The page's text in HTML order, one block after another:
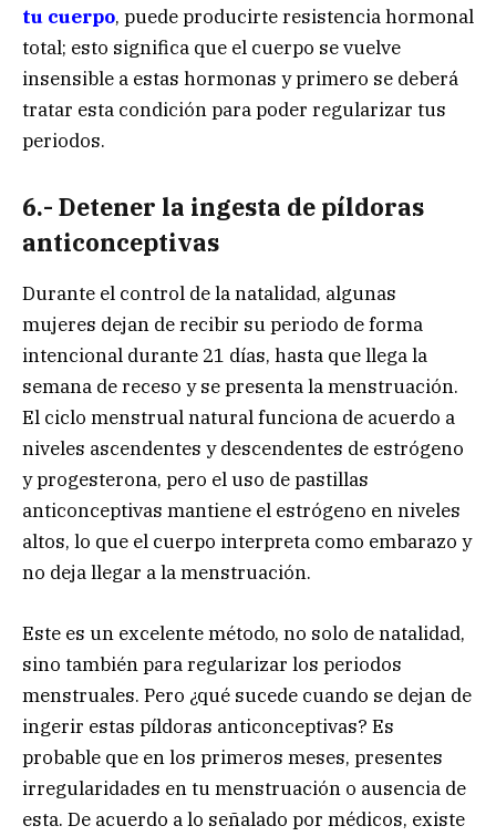
tu cuerpo, puede producirte resistencia hormonal
total; esto significa que el cuerpo se vuelve
insensible a estas hormonas y primero se deberá
tratar esta condición para poder regularizar tus
periodos.
6.- Detener la ingesta de píldoras
anticonceptivas
Durante el control de la natalidad, algunas
mujeres dejan de recibir su periodo de forma
intencional durante 21 días, hasta que llega la
semana de receso y se presenta la menstruación.
El ciclo menstrual natural funciona de acuerdo a
niveles ascendentes y descendentes de estrógeno
y progesterona, pero el uso de pastillas
anticonceptivas mantiene el estrógeno en niveles
altos, lo que el cuerpo interpreta como embarazo y
no deja llegar a la menstruación.
Este es un excelente método, no solo de natalidad,
sino también para regularizar los periodos
menstruales. Pero ¿qué sucede cuando se dejan de
ingerir estas píldoras anticonceptivas? Es
probable que en los primeros meses, presentes
irregularidades en tu menstruación o ausencia de
esta. De acuerdo a lo señalado por médicos, existe